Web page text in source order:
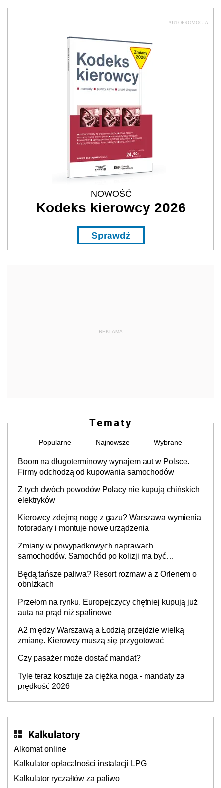
AUTOPROMOCJA
NOWOŚĆ
Kodeks kierowcy 2026
Sprawdź
REKLAMA
Tematy
Popularne Najnowsze Wybrane
Boom na długoterminowy wynajem aut w Polsce.
Firmy odchodzą od kupowania samochodów
Z tych dwóch powodów Polacy nie kupują chińskich
elektryków
Kierowcy zdejmą nogę z gazu? Warszawa wymienia
fotoradary i montuje nowe urządzenia
Zmiany w powypadkowych naprawach
samochodów. Samochód po kolizji ma być
producenta
Będą tańsze paliwa? Resort rozmawia z Orlenem o
obniżkach
Przełom na rynku. Europejczycy chętniej kupują już
auta na prąd niż spalinowe
A2 między Warszawą a Łodzią przejdzie wielką
zmianę. Kierowcy muszą się przygotować
Czy pasażer może dostać mandat?
Tyle teraz kosztuje za ciężka noga - mandaty za
prędkość 2026
Kalkulatory
Alkomat online
Kalkulator opłacalności instalacji LPG
Kalkulator ryczałtów za paliwo